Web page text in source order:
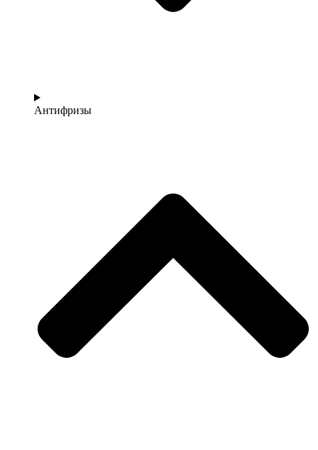
Антифризы